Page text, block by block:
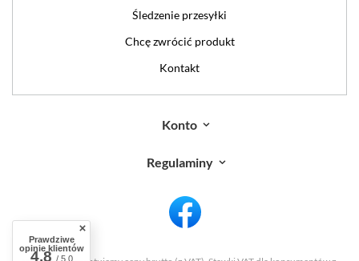
Śledzenie przesyłki
Chcę zwrócić produkt
Kontakt
Konto
Regulaminy
Prawdziwe
opinie klientów
4.8/ 5.0